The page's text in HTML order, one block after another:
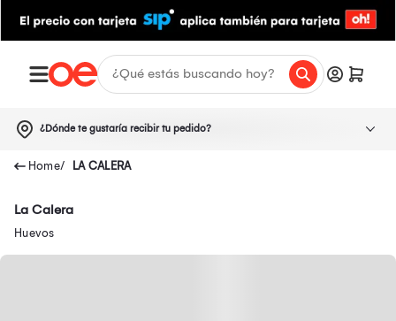
¿Dónde te gustaría recibir tu pedido?
LA CALERA
La Calera
Huevos